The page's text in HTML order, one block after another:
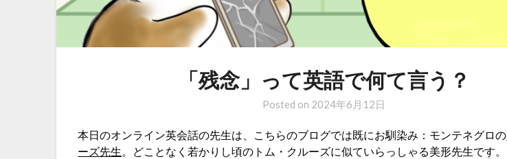
「残念」って英語で何て言う？
Posted on 2024年6月12日
本日のオンライン英会話の先生は、こちらのブログでは既にお馴染み：モンテネグロの
ーズ先生。どことなく若かりし頃のトム・クルーズに似ていらっしゃる美形先生です。